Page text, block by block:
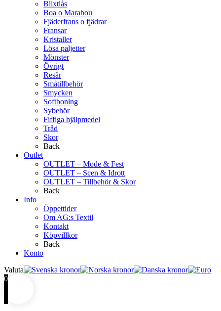
Blixtlås
Boa o Marabou
Fjäderfrans o fjädrar
Fransar
Kristaller
Lösa paljetter
Mönster
Övrigt
Resår
Småtillbehör
Smycken
Softboning
Sybehör
Fiffiga hjälpmedel
Tråd
Skor
Back
Outlet
OUTLET – Mode & Fest
OUTLET – Scen & Idrott
OUTLET – Tillbehör & Skor
Back
Info
Öppettider
Om AG:s Textil
Kontakt
Köpvillkor
Back
Konto
Valuta
0